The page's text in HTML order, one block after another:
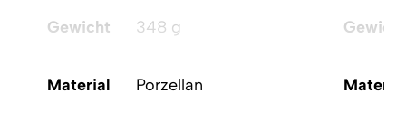
Gewicht 348 g
Material Porzellan
Gewicht
Material